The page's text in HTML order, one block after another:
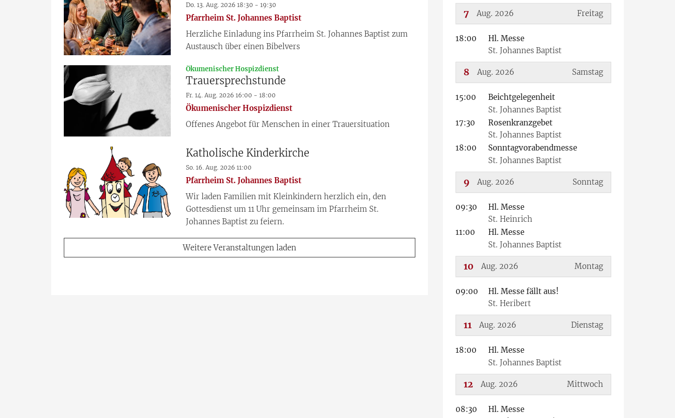
Do. 13. Aug. 2026 18:30 - 19:30
Pfarrheim St. Johannes Baptist
Herzliche Einladung ins Pfarrheim St. Johannes Baptist zum
Austausch über einen Bibelvers
Ökumenischer Hospizdienst:
Trauersprechstunde
Fr. 14. Aug. 2026 16:00 - 18:00
Ökumenischer Hospizdienst
Offenes Angebot für Menschen in einer Trauersituation
Katholische Kinderkirche
So. 16. Aug. 2026 11:00
Pfarrheim St. Johannes Baptist
Wir laden Familien mit Kleinkindern herzlich ein, den
Gottesdienst um 11 Uhr gemeinsam im Pfarrheim St.
Johannes Baptist zu feiern.
Weitere Veranstaltungen laden
Freitag
7 Aug. 2026
???msg.page.sr.date??? 7. August 2026
18:00
Hl. Messe
St. Johannes Baptist
Samstag
8 Aug. 2026
???msg.page.sr.date??? 8. August 2026
15:00
Beichtgelegenheit
St. Johannes Baptist
17:30
Rosenkranzgebet
St. Johannes Baptist
18:00
Sonntagvorabendmesse
St. Johannes Baptist
Sonntag
9 Aug. 2026
???msg.page.sr.date??? 9. August 2026
09:30
Hl. Messe
St. Heinrich
11:00
Hl. Messe
St. Johannes Baptist
Montag
10 Aug. 2026
???msg.page.sr.date??? 10. August 2026
09:00
Hl. Messe fällt aus!
St. Heribert
Dienstag
11 Aug. 2026
???msg.page.sr.date??? 11. August 2026
18:00
Hl. Messe
St. Johannes Baptist
Mittwoch
12 Aug. 2026
???msg.page.sr.date??? 12. August 2026
08:30
Hl. Messe